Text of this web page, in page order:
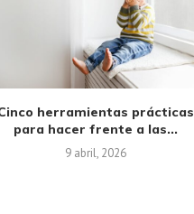
Free Alternatives and
Family Time Management:
Creating Routines...